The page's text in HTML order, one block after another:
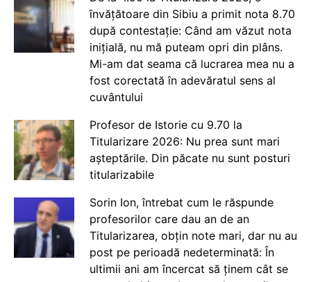
învățătoare din Sibiu a primit nota 8.70
după contestație: Când am văzut nota
inițială, nu mă puteam opri din plâns.
Mi-am dat seama că lucrarea mea nu a
fost corectată în adevăratul sens al
cuvântului
Profesor de Istorie cu 9.70 la
Titularizare 2026: Nu prea sunt mari
așteptările. Din păcate nu sunt posturi
titularizabile
Sorin Ion, întrebat cum le răspunde
profesorilor care dau an de an
Titularizarea, obțin note mari, dar nu au
post pe perioadă nedeterminată: În
ultimii ani am încercat să ținem cât se